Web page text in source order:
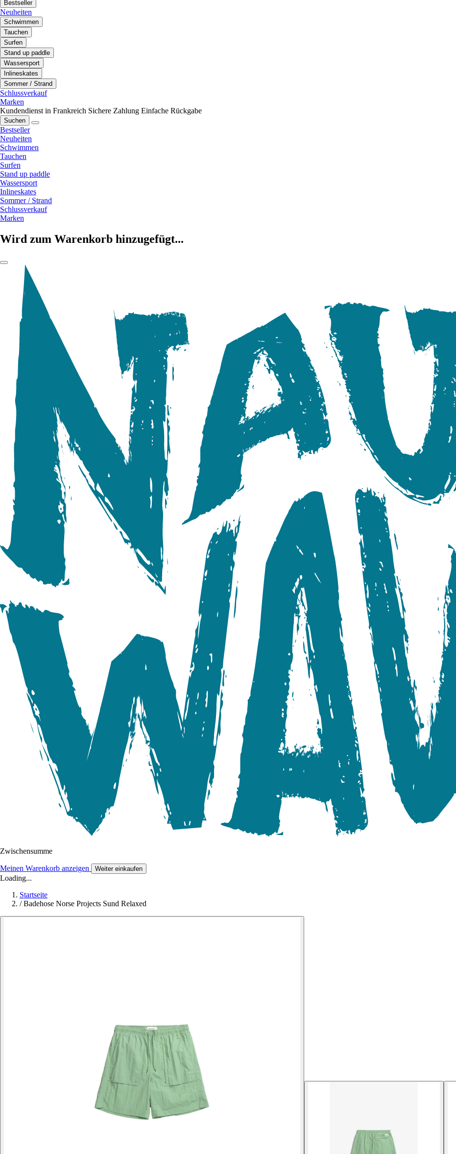
Bestseller
Neuheiten
Schwimmen
Tauchen
Surfen
Stand up paddle
Wassersport
Inlineskates
Sommer / Strand
Schlussverkauf
Marken
Kundendienst in Frankreich Sichere Zahlung Einfache Rückgabe
Suchen
Bestseller
Neuheiten
Schwimmen
Tauchen
Surfen
Stand up paddle
Wassersport
Inlineskates
Sommer / Strand
Schlussverkauf
Marken
Wird zum Warenkorb hinzugefügt...
Zwischensumme
Meinen Warenkorb anzeigen Weiter einkaufen
Loading...
Startseite
/ Badehose Norse Projects Sund Relaxed